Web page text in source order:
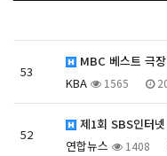
53
MBC 베스트 극
KBA
1565
52
제1회 SBS인터
연합뉴스
1408